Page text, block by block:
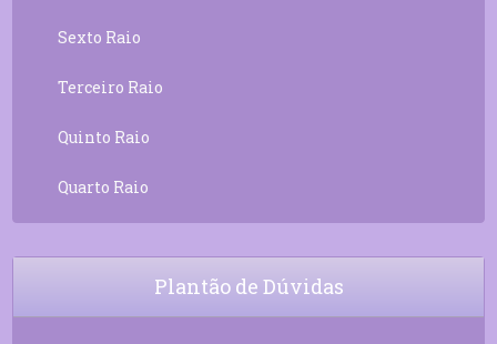
Sexto Raio
Terceiro Raio
Quinto Raio
Quarto Raio
Plantão de Dúvidas